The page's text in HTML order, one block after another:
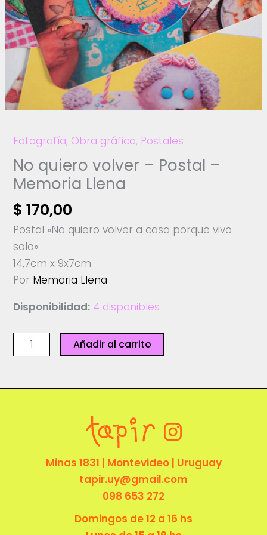
Fotografía, Obra gráfica, Postales
No quiero volver – Postal –
Memoria Llena
$ 170,00
Postal »No quiero volver a casa porque vivo
sola»
14,7cm x 9x7cm
Por Memoria Llena
Disponibilidad: 4 disponibles
quiero
-
Añadir al carrito
Minas 1831 | Montevideo | Uruguay
tapir.uy@gmail.com
098 653 272
Domingos de 12 a 16 hs